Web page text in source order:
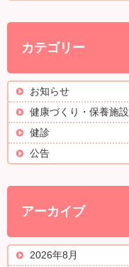
カテゴリー
お知らせ
健康づくり・保養施設
健診
公告
アーカイブ
2026年8月